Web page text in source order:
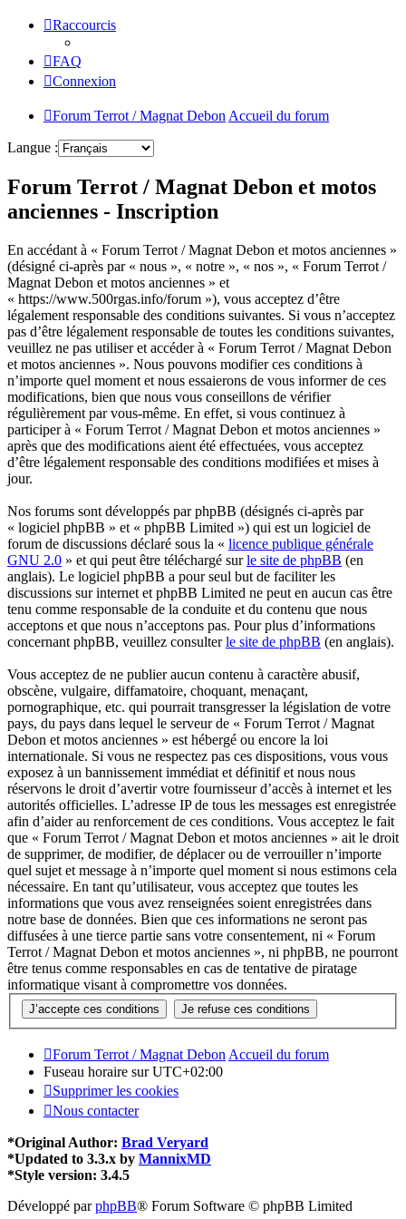
Raccourcis
FAQ
Connexion
Forum Terrot / Magnat Debon Accueil du forum
Langue :
Forum Terrot / Magnat Debon et motos
anciennes - Inscription
En accédant à « Forum Terrot / Magnat Debon et motos anciennes »
(désigné ci-après par « nous », « notre », « nos », « Forum Terrot /
Magnat Debon et motos anciennes » et
« https://www.500rgas.info/forum »), vous acceptez d’être
légalement responsable des conditions suivantes. Si vous n’acceptez
pas d’être légalement responsable de toutes les conditions suivantes,
veuillez ne pas utiliser et accéder à « Forum Terrot / Magnat Debon
et motos anciennes ». Nous pouvons modifier ces conditions à
n’importe quel moment et nous essaierons de vous informer de ces
modifications, bien que nous vous conseillons de vérifier
régulièrement par vous-même. En effet, si vous continuez à
participer à « Forum Terrot / Magnat Debon et motos anciennes »
après que des modifications aient été effectuées, vous acceptez
d’être légalement responsable des conditions modifiées et mises à
jour.
Nos forums sont développés par phpBB (désignés ci-après par
« logiciel phpBB » et « phpBB Limited ») qui est un logiciel de
forum de discussions déclaré sous la « licence publique générale
GNU 2.0 » et qui peut être téléchargé surle site de phpBB (en
anglais). Le logiciel phpBB a pour seul but de faciliter les
discussions sur internet et phpBB Limited ne peut en aucun cas être
tenu comme responsable de la conduite et du contenu que nous
acceptons et que nous n’acceptons pas. Pour plus d’informations
concernant phpBB, veuillez consulterle site de phpBB (en anglais).
Vous acceptez de ne publier aucun contenu à caractère abusif,
obscène, vulgaire, diffamatoire, choquant, menaçant,
pornographique, etc. qui pourrait transgresser la législation de votre
pays, du pays dans lequel le serveur de « Forum Terrot / Magnat
Debon et motos anciennes » est hébergé ou encore la loi
internationale. Si vous ne respectez pas ces dispositions, vous vous
exposez à un bannissement immédiat et définitif et nous nous
réservons le droit d’avertir votre fournisseur d’accès à internet et les
autorités officielles. L’adresse IP de tous les messages est enregistrée
afin d’aider au renforcement de ces conditions. Vous acceptez le fait
que « Forum Terrot / Magnat Debon et motos anciennes » ait le droit
de supprimer, de modifier, de déplacer ou de verrouiller n’importe
quel sujet et message à n’importe quel moment si nous estimons cela
nécessaire. En tant qu’utilisateur, vous acceptez que toutes les
informations que vous avez renseignées soient enregistrées dans
notre base de données. Bien que ces informations ne seront pas
diffusées à une tierce partie sans votre consentement, ni « Forum
Terrot / Magnat Debon et motos anciennes », ni phpBB, ne pourront
être tenus comme responsables en cas de tentative de piratage
informatique visant à compromettre vos données.
Forum Terrot / Magnat DebonAccueil du forum
Fuseau horaire surUTC+02:00
Supprimer les cookies
Nous contacter
*Original Author: Brad Veryard
*Updated to 3.3.x by MannixMD
*Style version: 3.4.5
Développé parphpBB® Forum Software © phpBB Limited